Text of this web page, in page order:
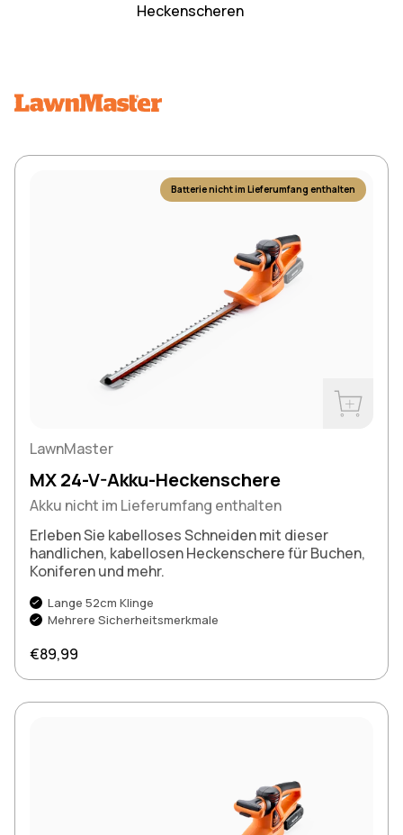
Heckenscheren
Batterie nicht im Lieferumfang enthalten
LawnMaster
MX 24-V-Akku-Heckenschere
Akku nicht im Lieferumfang enthalten
Erleben Sie kabelloses Schneiden mit dieser
handlichen, kabellosen Heckenschere für Buchen,
Koniferen und mehr.
Lange 52cm Klinge
Mehrere Sicherheitsmerkmale
Regulärer Preis
€89,99